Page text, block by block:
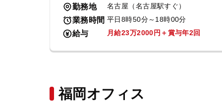
勤務地 名古屋（名古屋駅すぐ）
業務時間 平日8時50分～18時00分
給与 月給23万2000円＋賞与年2回
福岡オフィス